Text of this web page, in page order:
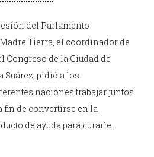
del Parlamento
Tierra, el coordinador de
Congreso de la Ciudad de
Suárez, pidió a los
naciones trabajar juntos
fin de convertirse en la
de ayuda para curarle…